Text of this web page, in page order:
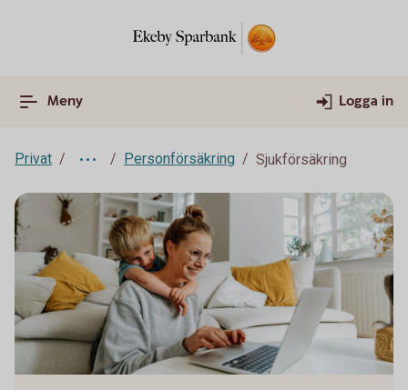
Meny Logga in
Privat Personförsäkring Sjukförsäkring